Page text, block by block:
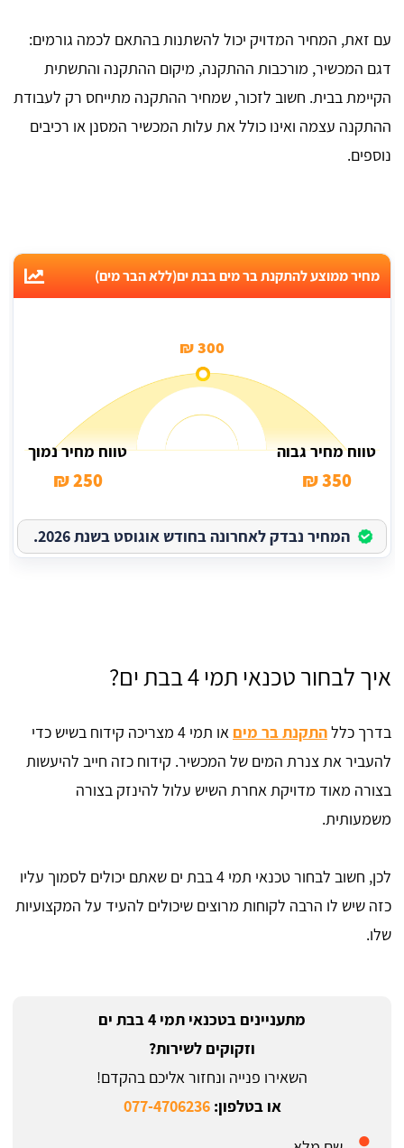
עם זאת, המחיר המדויק יכול להשתנות בהתאם לכמה גורמים:
דגם המכשיר, מורכבות ההתקנה, מיקום ההתקנה והתשתית
הקיימת בבית. חשוב לזכור, שמחיר ההתקנה מתייחס רק לעבודת
ההתקנה עצמה ואינו כולל את עלות המכשיר המסנן או רכיבים
נוספים.
מחיר ממוצע להתקנת בר מים בבת ים(ללא הבר מים)
300 ₪
טווח מחיר גבוה
350 ₪
טווח מחיר נמוך
250 ₪
המחיר נבדק לאחרונה בחודש אוגוסט בשנת 2026.
איך לבחור טכנאי תמי 4 בבת ים?
בדרך כללהתקנת בר מים
או תמי 4 מצריכה קידוח בשיש כדי
להעביר את צנרת המים של המכשיר. קידוח כזה חייב להיעשות
בצורה מאוד מדויקת אחרת השיש עלול להינזק בצורה
משמעותית.
לכן, חשוב לבחור טכנאי תמי 4 בבת ים שאתם יכולים לסמוך עליו
כזה שיש לו הרבה לקוחות מרוצים שיכולים להעיד על המקצועיות
שלו.
מתעניינים בטכנאי תמי 4 בבת ים
וזקוקים לשירות?
השאירו פנייה ונחזור אליכם בהקדם!
או בטלפון:077-4706236